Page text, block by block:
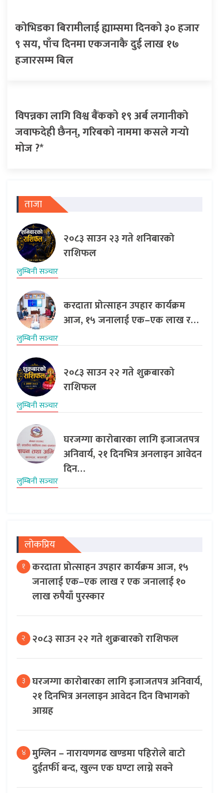
कोभिडका बिरामीलाई ह्याम्समा दिनको ३० हजार
९ सय, पाँच दिनमा एकजनाकै दुई लाख १७
हजारसम्म बिल
विपन्नका लागि विश्व बैंकको १९ अर्ब लगानीकाे
जवाफदेही छैनन्, गरिबको नाममा कसले गर्‍याे
मोज ?*
ताजा
२०८३ साउन २३ गते शनिबारको
राशिफल
लुम्बिनी सञ्‍चार
करदाता प्रोत्साहन उपहार कार्यक्रम
आज, १५ जनालाई एक–एक लाख र…
लुम्बिनी सञ्‍चार
२०८३ साउन २२ गते शुक्रबारको
राशिफल
लुम्बिनी सञ्‍चार
घरजग्गा कारोबारका लागि इजाजतपत्र
अनिवार्य, २१ दिनभित्र अनलाइन आवेदन
दिन…
लुम्बिनी सञ्‍चार
लोकप्रिय
१ करदाता प्रोत्साहन उपहार कार्यक्रम आज, १५
जनालाई एक–एक लाख र एक जनालाई १०
लाख रुपैयाँ पुरस्कार
२ २०८३ साउन २२ गते शुक्रबारको राशिफल
३ घरजग्गा कारोबारका लागि इजाजतपत्र अनिवार्य,
२१ दिनभित्र अनलाइन आवेदन दिन विभागको
आग्रह
४ मुग्लिन – नारायणगढ खण्डमा पहिरोले बाटो
दुईतर्फी बन्द, खुल्न एक घण्टा लाग्ने सक्ने